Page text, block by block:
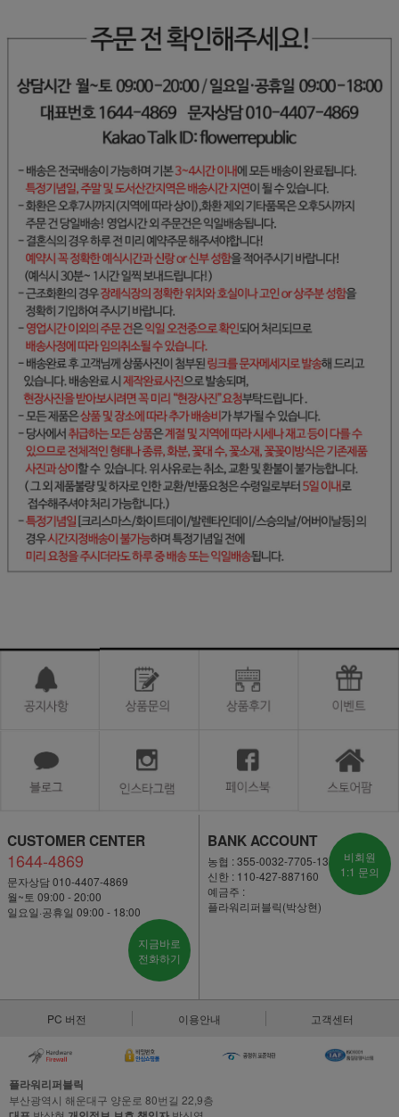
CUSTOMER CENTER
1644-4869
문자상담 010-4407-4869
월~토 09:00 - 20:00
일요일·공휴일 09:00 - 18:00
지금바로
전화하기
BANK ACCOUNT
농협 : 355-0032-7705-13
신한 : 110-427-887160
예금주 :
플라워리퍼블릭(박상현)
비회원
1:1 문의
PC 버전 이용안내 고객센터
플라워리퍼블릭
부산광역시 해운대구 양운로 80번길 22,9층